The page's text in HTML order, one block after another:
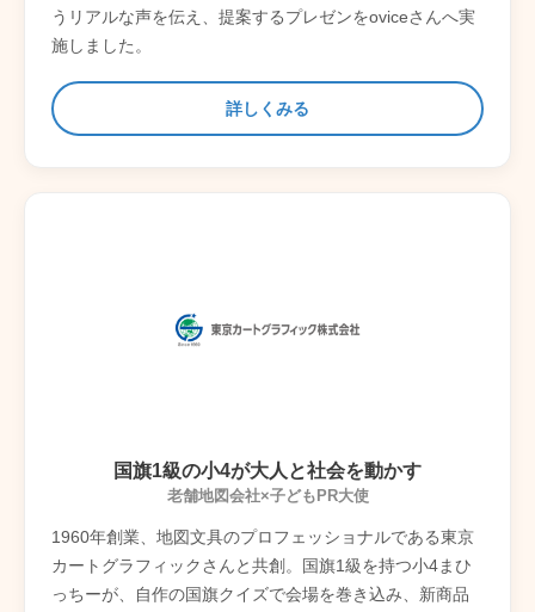
うリアルな声を伝え、提案するプレゼンをoviceさんへ実
施しました。
詳しくみる
国旗1級の小4が大人と社会を動かす
老舗地図会社×子どもPR大使
1960年創業、地図文具のプロフェッショナルである東京
カートグラフィックさんと共創。国旗1級を持つ小4まひ
っちーが、自作の国旗クイズで会場を巻き込み、新商品